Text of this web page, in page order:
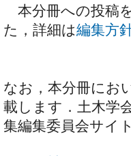
本分冊への投稿
た，詳細は編集方
なお，本分冊にお
載します．土木学
集編集委員会サイ